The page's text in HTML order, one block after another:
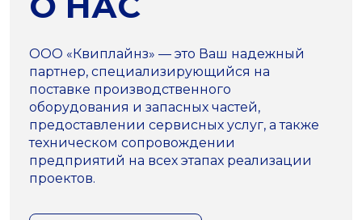
ООО «Квиплайнз» — это Ваш надежный
партнер, специализирующийся на
поставке производственного
оборудования и запасных частей,
предоставлении сервисных услуг, а также
техническом сопровождении
предприятий на всех этапах реализации
проектов.